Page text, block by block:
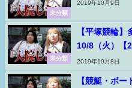
未分類
2019年10月9日
未分類
【平塚競輪
10/8（火）【2
2019年10月8日
【競艇・ボ